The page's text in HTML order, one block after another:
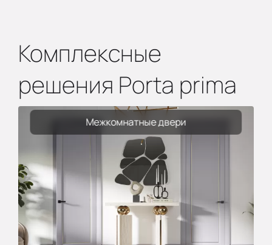
Комплексные
решения Porta prima
Межкомнатные двери